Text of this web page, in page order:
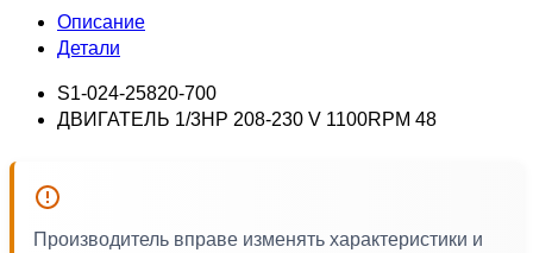
Описание
Детали
S1-024-25820-700
ДВИГАТЕЛЬ 1/3HP 208-230 V 1100RPM 48
Производитель вправе изменять характеристики и